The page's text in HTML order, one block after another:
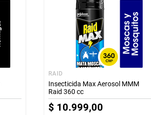
RAID
Insecticida Max Aerosol MMM
Raid 360 cc
$ 10.999,00